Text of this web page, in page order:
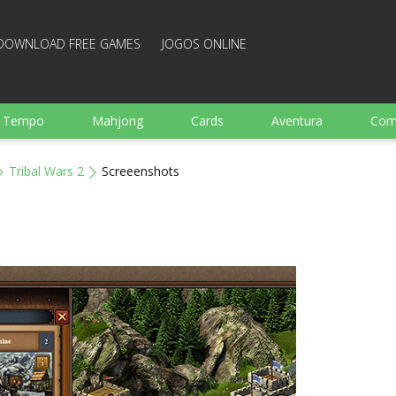
FREE GAMES JOGOS ONLINE
Mahjong Cards Aventura
Tribal Wars 2 Screeenshots